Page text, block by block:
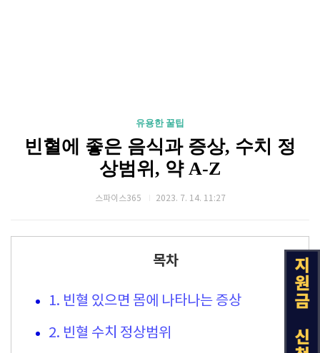
유용한 꿀팁
빈혈에 좋은 음식과 증상, 수치 정
상범위, 약 A-Z
스파이스365 2023. 7. 14. 11:27
목차
1. 빈혈 있으면 몸에 나타나는 증상
2. 빈혈 수치 정상범위